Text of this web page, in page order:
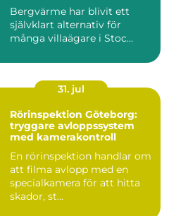
Bergvärme har blivit ett
självklart alternativ för
många villaägare i Stoc...
31. jul
Rörinspektion Göteborg:
tryggare avloppssystem
med kamerakontroll
En rörinspektion handlar om
att filma avlopp med en
specialkamera för att hitta
skador, st...